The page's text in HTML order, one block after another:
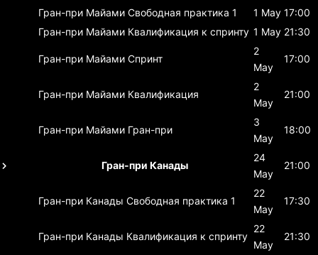
Гран-при Майами Свободная практика 1 1 May 17:00
Гран-при Майами Квалификация к спринту 1 May 21:30
Гран-при Майами Спринт
2
May
17:00
Гран-при Майами Квалификация
2
May
21:00
Гран-при Майами Гран-при
3
May
18:00
Гран-при Канады
24
May
21:00
Гран-при Канады Свободная практика 1
22
May
17:30
Гран-при Канады Квалификация к спринту
22
May
21:30